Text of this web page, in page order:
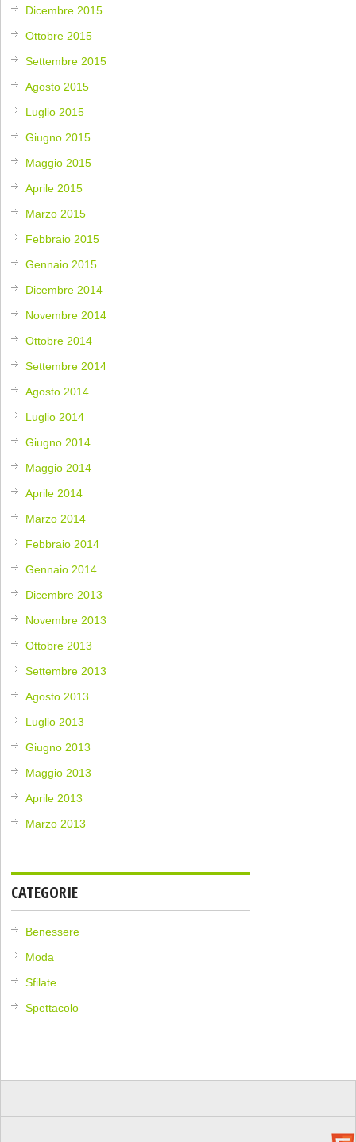
Dicembre 2015
Ottobre 2015
Settembre 2015
Agosto 2015
Luglio 2015
Giugno 2015
Maggio 2015
Aprile 2015
Marzo 2015
Febbraio 2015
Gennaio 2015
Dicembre 2014
Novembre 2014
Ottobre 2014
Settembre 2014
Agosto 2014
Luglio 2014
Giugno 2014
Maggio 2014
Aprile 2014
Marzo 2014
Febbraio 2014
Gennaio 2014
Dicembre 2013
Novembre 2013
Ottobre 2013
Settembre 2013
Agosto 2013
Luglio 2013
Giugno 2013
Maggio 2013
Aprile 2013
Marzo 2013
CATEGORIE
Benessere
Moda
Sfilate
Spettacolo